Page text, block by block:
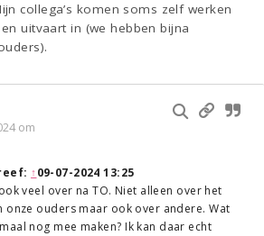
collega’s komen soms zelf werken
uitvaart in (we hebben bijna
om
↑09-07-2024 13:25
veel over na TO. Niet alleen over het
onze ouders maar ook over andere. Wat
nog mee maken? Ik kan daar echt